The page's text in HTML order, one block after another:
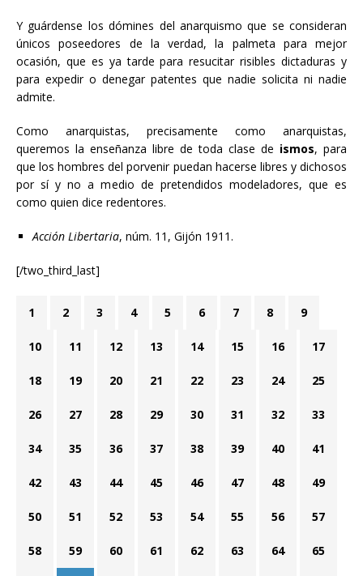
Y guárdense los dómines del anarquismo que se consideran
únicos poseedores de la verdad, la palmeta para mejor
ocasión, que es ya tarde para resucitar risibles dictaduras y
para expedir o denegar patentes que nadie solicita ni nadie
admite.
Como anarquistas, precisamente como anarquistas,
queremos la enseñanza libre de toda clase de ismos, para
que los hombres del porvenir puedan hacerse libres y dichosos
por sí y no a medio de pretendidos modeladores, que es
como quien dice redentores.
Acción Libertaria, núm. 11, Gijón 1911.
[/two_third_last]
1 2 3 4 5 6 7 8 9
10 11 12 13 14 15 16 17
18 19 20 21 22 23 24 25
26 27 28 29 30 31 32 33
34 35 36 37 38 39 40 41
42 43 44 45 46 47 48 49
50 51 52 53 54 55 56 57
58 59 60 61 62 63 64 65